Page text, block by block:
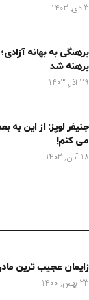
3 دی, 1403
برهنگی به بهانه
برهنه شد
29 آذر, 1403
جنیفر لوپز: از این به
می کنم!
18 آبان, 1403
زایمان عجیب ترین
23 بهمن, 1400